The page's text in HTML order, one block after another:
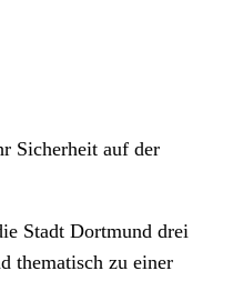
Sicherheit auf der
Stadt Dortmund drei
thematisch zu einer